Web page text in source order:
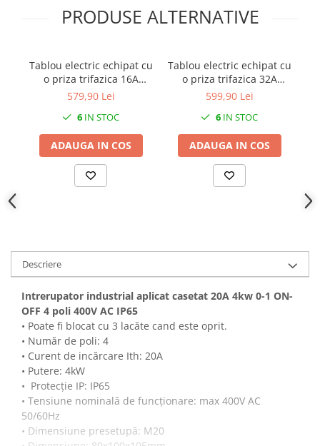
Doze din plastic
Doze aluminiu
Prize si fise trifazice
Trasee electrice
Canal cablu plastic PVC
Canal cablu metalic din sarma
Tuburi rigide din plastic PVC
Prize si fise electrice
Fotovoltaice
Intrerupatoarea industriale
Sisteme de impamantare -
paratrasnet
PRODUSE ALTERNATIVE
Tablou electric echipat cu
o priza trifazica 16A
3P+N+E si 2 prize
precablat, cu sigurante
SCHNEIDER, organizare
de santier, distributie
IP44
579,90 Lei
6 IN STOC
ADAUGA IN COS
Tablou electric echipat cu
o priza trifazica 32A
3P+N+E (legaturi cu fir
prize monofazice schuko
16A (legaturi cu fir MYF /
H07V-K 2.5mm² )
precablat, cu sigurante
SCHNEIDER
599,90 Lei
6 IN STOC
ADAUGA IN COS
Descriere
Intrerupator industrial aplicat casetat 20A 4kw 0-1 ON-
OFF 4 poli 400V AC IP65
• Poate fi blocat cu 3 lacăte cand este oprit.
• Număr de poli: 4
• Curent de incărcare Ith: 20A
• Putere: 4kW
• Protecție IP: IP65
• Tensiune nominală de funcționare: max 400V AC
50/60Hz
• Dimensiune presetupă: M20